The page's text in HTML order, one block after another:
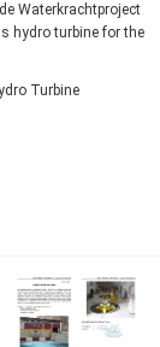
Waterkrachtproject
hydro turbine for the
Turbine